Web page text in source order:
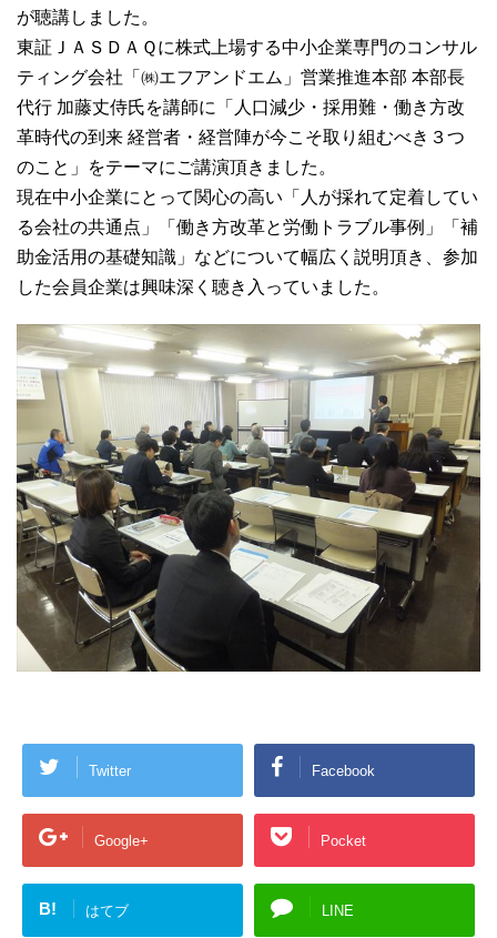
が聴講しました。
東証ＪＡＳＤＡＱに株式上場する中小企業専門のコンサル
ティング会社「㈱エフアンドエム」営業推進本部 本部長
代行 加藤丈侍氏を講師に「人口減少・採用難・働き方改
革時代の到来 経営者・経営陣が今こそ取り組むべき３つ
のこと」をテーマにご講演頂きました。
現在中小企業にとって関心の高い「人が採れて定着してい
る会社の共通点」「働き方改革と労働トラブル事例」「補
助金活用の基礎知識」などについて幅広く説明頂き、参加
した会員企業は興味深く聴き入っていました。
Twitter Facebook
Google+ Pocket
B! はてブ LINE